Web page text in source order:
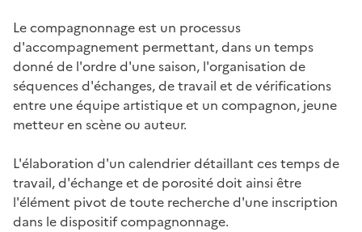
Le compagnonnage est un processus
d'accompagnement permettant, dans un temps
donné de l'ordre d'une saison, l'organisation de
séquences d'échanges, de travail et de vérifications
entre une équipe artistique et un compagnon, jeune
metteur en scène ou auteur.
L'élaboration d'un calendrier détaillant ces temps de
travail, d'échange et de porosité doit ainsi être
l'élément pivot de toute recherche d'une inscription
dans le dispositif compagnonnage.